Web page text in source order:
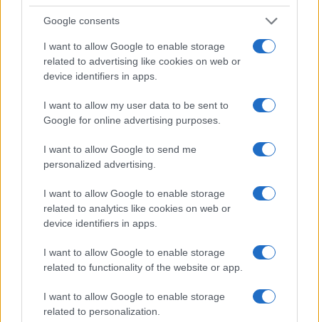
Google consents
I want to allow Google to enable storage
related to advertising like cookies on web or
device identifiers in apps.
I want to allow my user data to be sent to
Google for online advertising purposes.
I want to allow Google to send me
personalized advertising.
I want to allow Google to enable storage
related to analytics like cookies on web or
device identifiers in apps.
I want to allow Google to enable storage
related to functionality of the website or app.
I want to allow Google to enable storage
related to personalization.
consolidando una cultura de corresponsabilidad.
AUTOR